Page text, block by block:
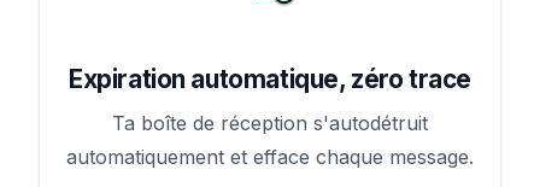
Expiration automatique, zéro trace
Ta boîte de réception s'autodétruit
automatiquement et efface chaque message.